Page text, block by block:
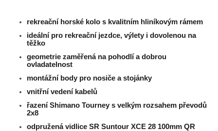
rekreační horské kolo s kvalitním hliníkovým rámem
ideální pro rekreační jezdce, výlety i dovolenou na
těžko
geometrie zaměřená na pohodlí a dobrou
ovladatelnost
montážní body pro nosiče a stojánky
vnitřní vedení kabelů
řazení Shimano Tourney s velkým rozsahem převodů
2x8
odpružená vidlice SR Suntour XCE 28 100mm QR